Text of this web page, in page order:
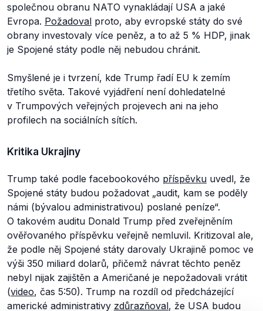
společnou obranu NATO vynakládají USA a jaké
Evropa. Požadoval proto, aby evropské státy do své
obrany investovaly více peněz, a to až 5 % HDP, jinak
je Spojené státy podle něj nebudou chránit.
Smyšlené je i tvrzení, kde Trump řadí EU k zemím
třetího světa. Takové vyjádření není dohledatelné
v Trumpových veřejných projevech ani na jeho
profilech na sociálních sítích.
Kritika Ukrajiny
Trump také podle facebookového příspěvku uvedl, že
Spojené státy budou požadovat „audit, kam se poděly
námi (bývalou administrativou) poslané peníze“.
O takovém auditu Donald Trump před zveřejněním
ověřovaného příspěvku veřejně nemluvil. Kritizoval ale,
že podle něj Spojené státy darovaly Ukrajině pomoc ve
výši 350 miliard dolarů, přičemž návrat těchto peněz
nebyl nijak zajištěn a Američané je nepožadovali vrátit
(video, čas 5:50). Trump na rozdíl od předcházející
americké administrativy zdůrazňoval, že USA budou